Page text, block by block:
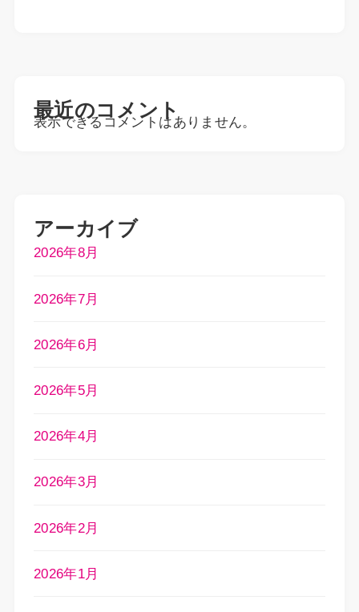
最近のコメント
表示できるコメントはありません。
アーカイブ
2026年8月
2026年7月
2026年6月
2026年5月
2026年4月
2026年3月
2026年2月
2026年1月